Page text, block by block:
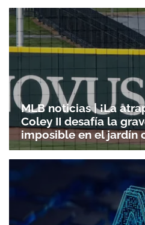
MLB noticias | ¡La
Coley II desafía la
imposible en el jardín